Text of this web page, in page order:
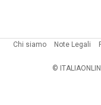
Chi siamo Note Legali
©